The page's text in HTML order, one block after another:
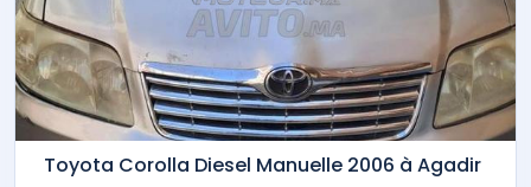
Toyota Corolla Diesel Manuelle 2006 à Agadir